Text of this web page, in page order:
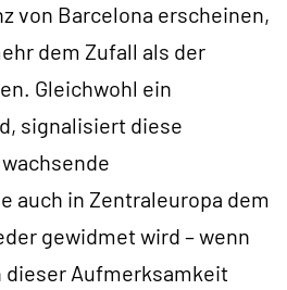
von Barcelona erscheinen,
dem Zufall als der
Gleichwohl ein
signalisiert diese
auch in Zentraleuropa dem
gewidmet wird – wenn
dieser Aufmerksamkeit